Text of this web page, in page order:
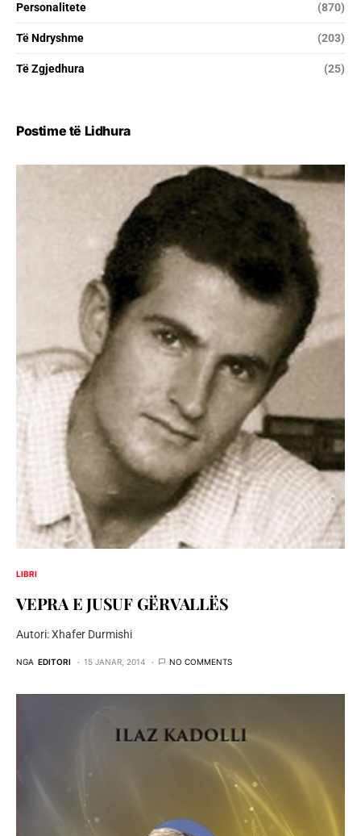
Personalitete (870)
Të Ndryshme (203)
Të Zgjedhura (25)
Postime të Lidhura
LIBRI
VEPRA E JUSUF GËRVALLËS
Autori: Xhafer Durmishi
NGA EDITORI 15 JANAR, 2014 NO COMMENTS